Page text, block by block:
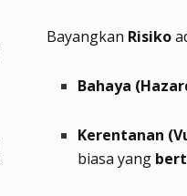
Bayangkan Risiko
Bahaya
Kerentanan
biasa yang